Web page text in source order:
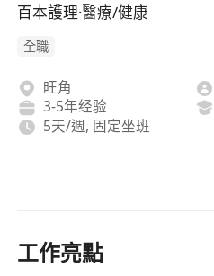
百本護理·醫療/健康
全職
旺角
3-5年经验
5天/週, 固定坐班
工作亮點